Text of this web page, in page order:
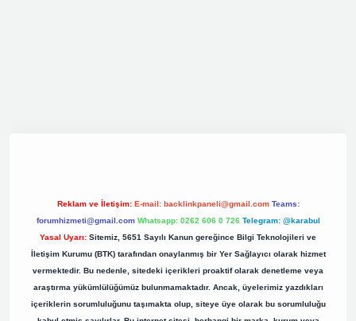
Reklam ve İletişim: E-mail: backlinkpaneli@gmail.com Teams:
forumhizmeti@gmail.com Whatsapp: 0262 606 0 726 Telegram: @karabul
Yasal Uyarı: Sitemiz, 5651 Sayılı Kanun gereğince Bilgi Teknolojileri ve
İletişim Kurumu (BTK) tarafından onaylanmış bir Yer Sağlayıcı olarak hizmet
vermektedir. Bu nedenle, sitedeki içerikleri proaktif olarak denetleme veya
araştırma yükümlülüğümüz bulunmamaktadır. Ancak, üyelerimiz yazdıkları
içeriklerin sorumluluğunu taşımakta olup, siteye üye olarak bu sorumluluğu